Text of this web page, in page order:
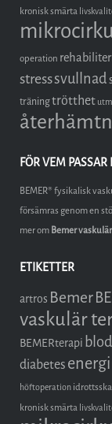
kronisk smärta
operation
stresssvullnad
träningtrötthet
FÖR VEM PASSAR
BEMER® fysikalisk
försämras genom en
mer omBemer
ETIKETTER
artros Bemer
vaskulär
BEMERterapi
diabetesenergi
höftoperation
kronisk smärta